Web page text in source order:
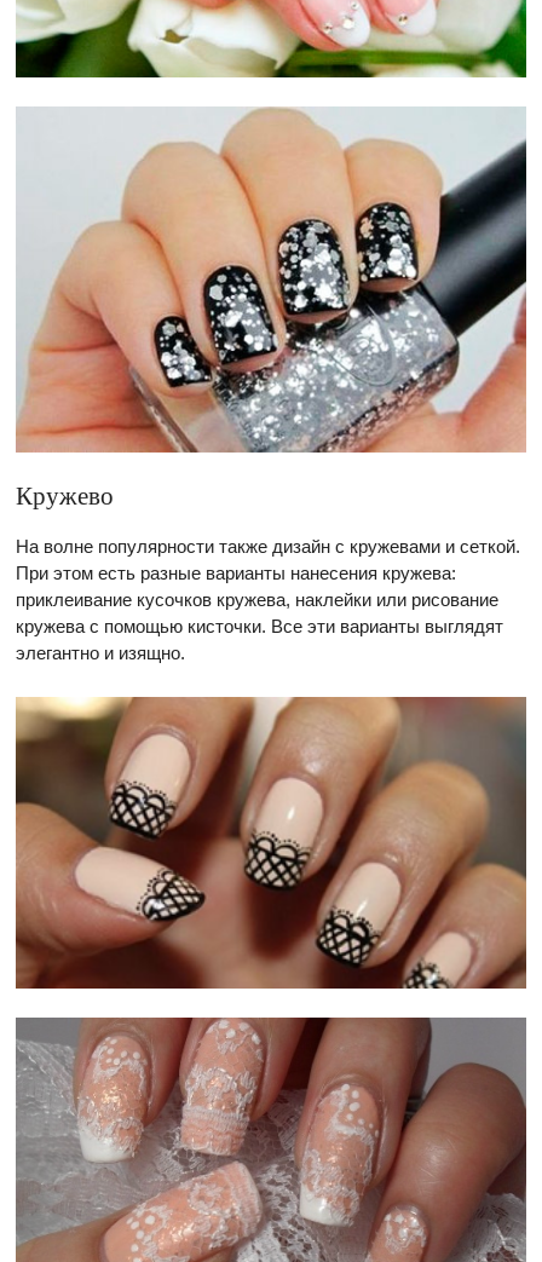
Кружево
На волне популярности также дизайн с кружевами и сеткой.
При этом есть разные варианты нанесения кружева:
приклеивание кусочков кружева, наклейки или рисование
кружева с помощью кисточки. Все эти варианты выглядят
элегантно и изящно.